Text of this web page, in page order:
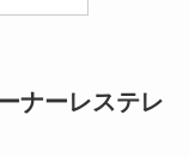
ナーレステレ